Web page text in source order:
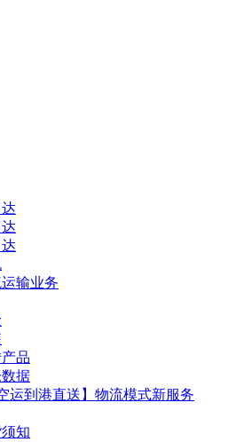
输业务
品
据
运到港直送】物流模式新服务
知